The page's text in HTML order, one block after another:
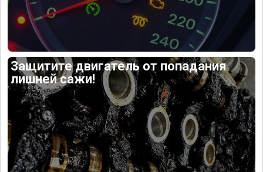
Защитите двигатель от попадания
лишней сажи!